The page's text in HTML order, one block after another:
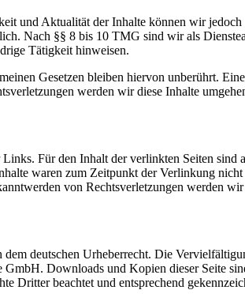
und Aktualität der Inhalte können wir
Nach §§ 8 bis 10 TMG sind wir als
Tätigkeit hinweisen.
Gesetzen bleiben hiervon unberührt.
werden wir diese Inhalte
Für den Inhalt der verlinkten Seiten
waren zum Zeitpunkt der Verlinkung
von Rechtsverletzungen werden
deutschen Urheberrecht. Die
Downloads und Kopien dieser Seite
Dritter beachtet und entsprechend